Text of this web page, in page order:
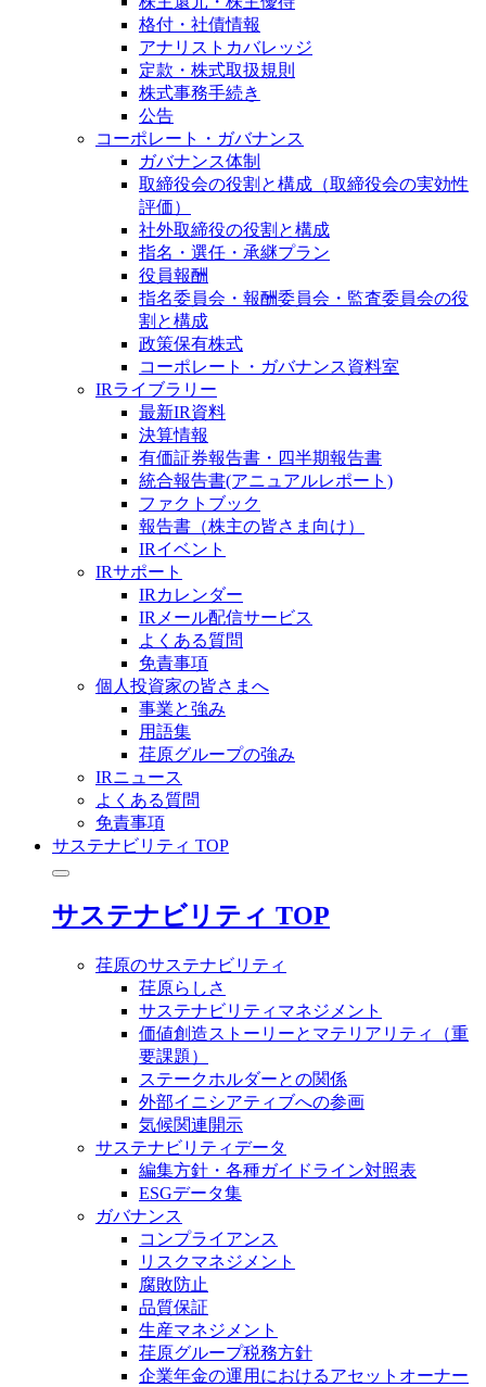
格付・社債情報
アナリストカバレッジ
定款・株式取扱規則
株式事務手続き
公告
コーポレート・ガバナンス
ガバナンス体制
取締役会の役割と構成（取締役会の実効性
評価）
社外取締役の役割と構成
指名・選任・承継プラン
役員報酬
指名委員会・報酬委員会・監査委員会の役
割と構成
政策保有株式
コーポレート・ガバナンス資料室
IRライブラリー
最新IR資料
決算情報
有価証券報告書・四半期報告書
統合報告書(アニュアルレポート)
ファクトブック
報告書（株主の皆さま向け）
IRイベント
IRサポート
IRカレンダー
IRメール配信サービス
よくある質問
免責事項
個人投資家の皆さまへ
事業と強み
用語集
荏原グループの強み
IRニュース
よくある質問
免責事項
サステナビリティ TOP
サステナビリティ TOP
荏原のサステナビリティ
荏原らしさ
サステナビリティマネジメント
価値創造ストーリーとマテリアリティ（重
要課題）
ステークホルダーとの関係
外部イニシアティブへの参画
気候関連開示
サステナビリティデータ
編集方針・各種ガイドライン対照表
ESGデータ集
ガバナンス
コンプライアンス
リスクマネジメント
腐敗防止
品質保証
生産マネジメント
荏原グループ税務方針
企業年金の運用におけるアセットオーナー